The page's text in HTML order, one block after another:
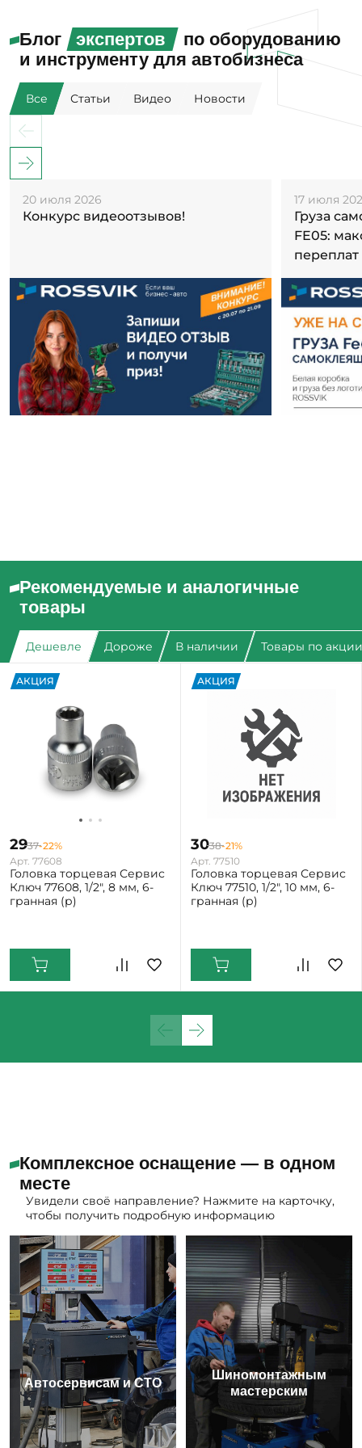
Блог экспертов
по оборудованию
и инструменту для автобизнеса
Все Статьи Видео Новости
20 июля 2026
Конкурс видеоотзывов!
17 июля
Груза
FE05:
переплат
Рекомендуемые и аналогичные
товары
Дешевле Дороже В наличии Товары по акции
АКЦИЯ
2937-22%
Арт. 77608
Головка торцевая Сервис
Ключ 77608, 1/2", 8 мм, 6-
гранная (р)
АКЦИЯ
3038-21%
Арт. 77510
Головка торцевая Сервис
Ключ 77510, 1/2", 10 мм, 6-
гранная (р)
Комплексное оснащение — в одном
месте
Увидели своё направление? Нажмите на карточку,
чтобы получить подробную информацию
Автосервисам и СТО
Шиномонтажным
мастерским